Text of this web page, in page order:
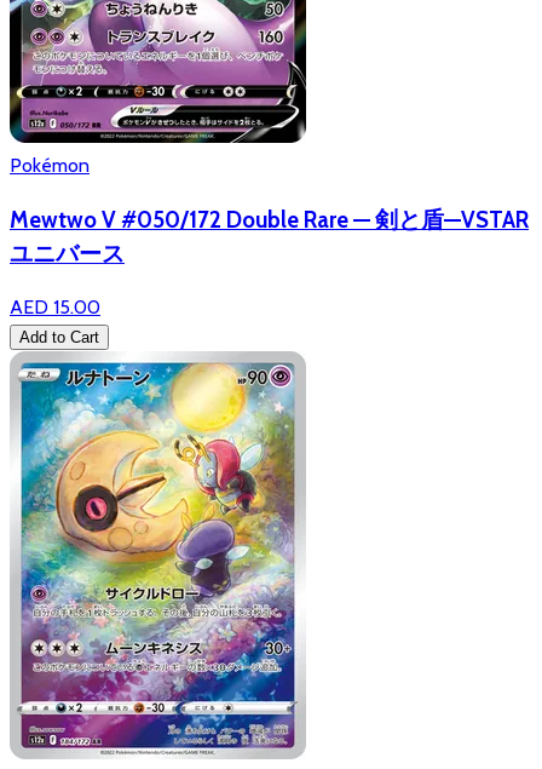
Pokémon
Mewtwo V #050/172 Double Rare — 剣と盾—VSTAR
ユニバース
AED 15.00
Add to Cart